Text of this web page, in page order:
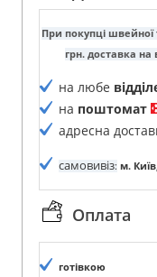
При покупці швейної
грн. доставка на
на любе
на поштомат
адресна
самовивіз: м.
Оплата
готівкою